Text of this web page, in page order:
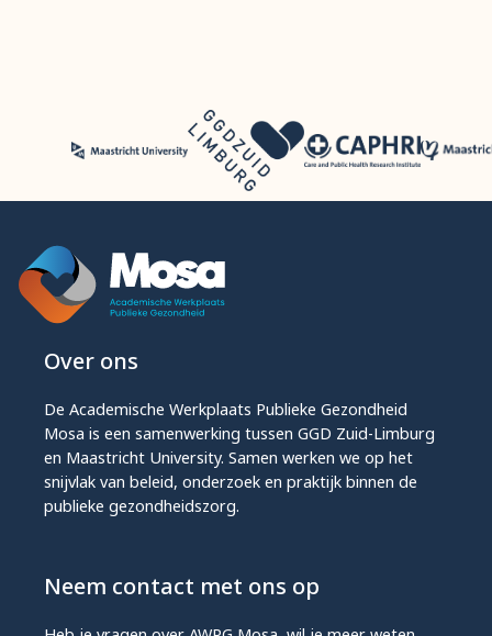
Over ons
De Academische Werkplaats Publieke Gezondheid
Mosa is een samenwerking tussen GGD Zuid-Limburg
en Maastricht University. Samen werken we op het
snijvlak van beleid, onderzoek en praktijk binnen de
publieke gezondheidszorg.
Neem contact met ons op